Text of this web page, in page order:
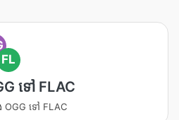
FL
ទៅ FLAC
OGG ទៅ FLAC